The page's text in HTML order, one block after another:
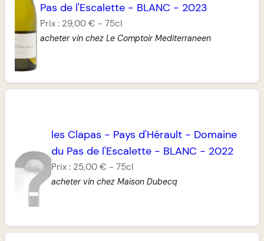
Pas de l'Escalette - BLANC - 2023
Prix : 29,00 € -75cl
acheter vin chez Le Comptoir Mediterraneen
les Clapas - Pays d'Hérault- Domaine
du Pas de l'Escalette- BLANC - 2022
Prix : 25,00 € - 75cl
acheter vin chez Maison Dubecq